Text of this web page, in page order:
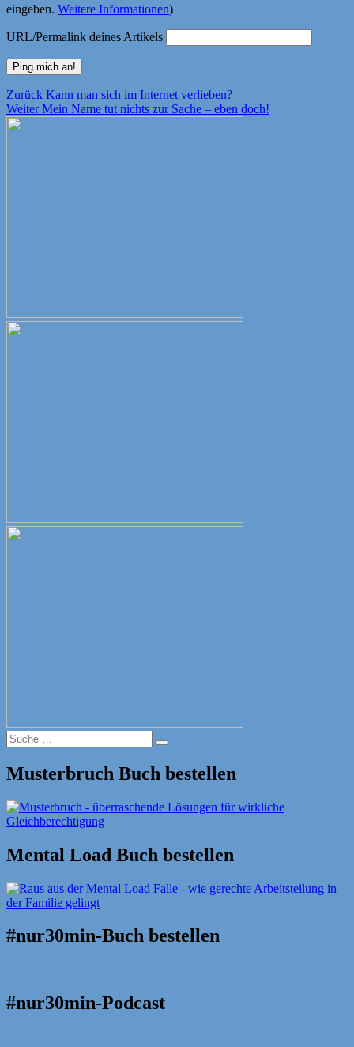
eingeben. Weitere Informationen)
URL/Permalink deines Artikels
Beitragsnavigation
Zurück Vorheriger
Beitrag:
Kann man sich im Internet verlieben?
Weiter Nächster
Mein Name tut nichts zur Sache – eben doch!
Suche
nach:
Suche
Musterbruch Buch bestellen
Mental Load Buch bestellen
#nur30min-Buch bestellen
#nur30min-Podcast